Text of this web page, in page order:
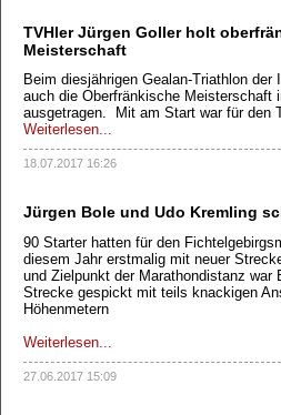
TVHler Jürgen Goller holt
Meisterschaft
Beim diesjährigen Gealan-Triathlon der
auch die Oberfränkische Meisterschaft
ausgetragen. Mit am Start war für den
Weiterlesen...
18.07.2017 16:26
Jürgen Bole und Udo Kremling
90 Starter hatten für den
diesem Jahr erstmalig mit neuer
und Zielpunkt der Marathondistanz war
Strecke gespickt mit teils knackigen
Höhenmetern
Weiterlesen...
27.06.2017 15:09